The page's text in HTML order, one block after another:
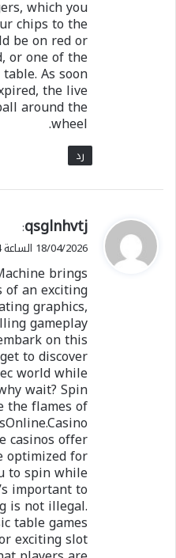
which you
chips to the
be on red or
or one of the
As soon
the live
around the
wheel.
رد
ي
ق
ل
qsglnhvtj
:
18/04/2026 الساعة 17:34
brings
an exciting
graphics,
gameplay
on this
to discover
world while
wait? Spin
the flames of
casinos offer
optimized for
to spin while
important to
is not illegal.
table games
exciting slot